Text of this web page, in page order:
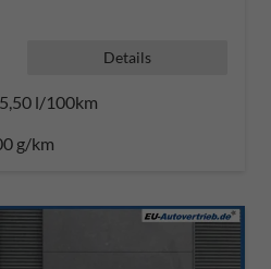
Details
5,50 l/100km
g/km